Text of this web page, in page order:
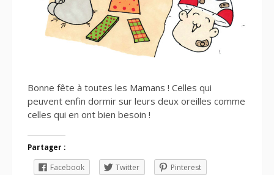
Bonne fête à toutes les Mamans ! Celles qui
peuvent enfin dormir sur leurs deux oreilles comme
celles qui en ont bien besoin !
Partager :
Facebook Twitter
Pinterest